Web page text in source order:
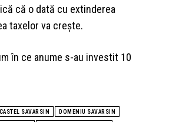
că o dată cu extinderea
taxelor va creşte.
în ce anume s-au investit 10
CASTEL SAVARSIN DOMENIU SAVARSIN